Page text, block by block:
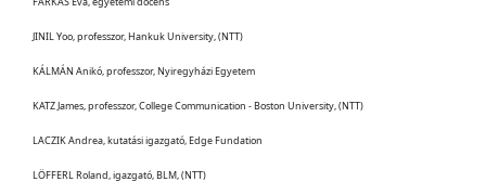
JINIL Yoo, professzor, Hankuk University, (NTT)
KÁLMÁN Anikó, professzor, Nyiregyházi Egyetem
KATZ James, professzor, College Communication - Boston University, (NTT)
LACZIK Andrea, kutatási igazgató, Edge Fundation
LÖFFERL Roland, igazgató, BLM, (NTT)